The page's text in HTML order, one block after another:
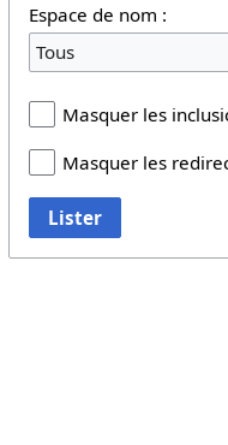
Espace de nom :
Tous
Masquer les
Masquer les
Lister